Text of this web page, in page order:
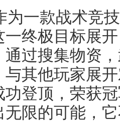
为一款战术竞
一终极目标展
通过搜集物资
与其他玩家展
功登顶，荣获
无限的可能，